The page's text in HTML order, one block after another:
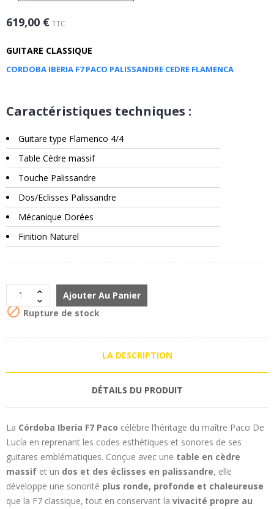
619,00 € TTC
GUITARE CLASSIQUE
CORDOBA IBERIA F7 PACO PALISSANDRE CEDRE FLAMENCA
Caractéristiques techniques :
Guitare type Flamenco 4/4
Table Cèdre massif
Touche Palissandre
Dos/Eclisses Palissandre
Mécanique Dorées
Finition Naturel
Ajouter Au Panier
 Rupture de stock
LA DESCRIPTION
DÉTAILS DU PRODUIT
La Córdoba Iberia F7 Paco célèbre l’héritage du maître Paco De
Lucía en reprenant les codes esthétiques et sonores de ses
guitares emblématiques. Conçue avec une table en cèdre
massif et un dos et des éclisses en palissandre, elle
développe une sonorité plus ronde, profonde et chaleureuse
que la F7 classique, tout en conservant la vivacité propre au